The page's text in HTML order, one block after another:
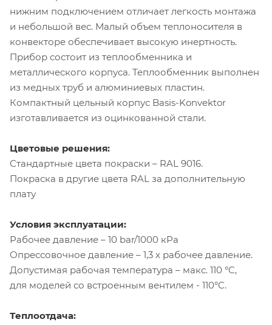
нижним подключением отличает легкость монтажа
и небольшой вес. Малый объем теплоносителя в
конвекторе обеспечивает высокую инертность.
Прибор состоит из теплообменника и
металлического корпуса. Теплообменник выполнен
из медных труб и алюминиевых пластин.
Компактный цельный корпус Basis-Konvektor
изготавливается из оцинкованной стали.
Цветовые решения:
Стандартные цвета покраски – RAL 9016.
Покраска в другие цвета RAL за дополнительную
плату
Условия эксплуатации:
Рабочее давление – 10 bar/1000 кРа
Опрессовочное давление – 1,3 х рабочее давление.
Допустимая рабочая температура – макс. 110 °C,
для моделей со встроенным вентилем - 110°C.
Теплоотдача: